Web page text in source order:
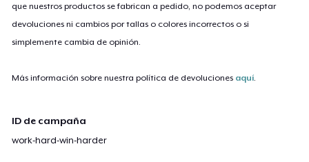
que nuestros productos se fabrican a pedido, no podemos aceptar
devoluciones ni cambios por tallas o colores incorrectos o si
simplemente cambia de opinión.
Más información sobre nuestra política de devoluciones aquí
ID de campaña
work-hard-win-harder